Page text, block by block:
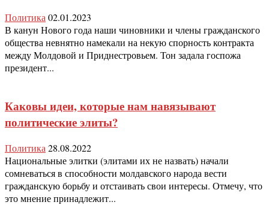
Политика 02.01.2023
В канун Нового года наши чиновники и члены гражданского
общества невнятно намекали на некую спорность контракта
между Молдовой и Приднестровьем. Тон задала госпожа
президент...
Каковы идеи, которые нам навязывают
политические элиты?
Политика 28.08.2022
Национальные элитки (элитами их не назвать) начали
сомневаться в способности молдавского народа вести
гражданскую борьбу и отстаивать свои интересы. Отмечу, что
это мнение принадлежит...